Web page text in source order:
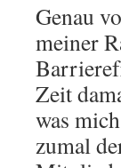
Genau
meiner
Zeit
was
zumal